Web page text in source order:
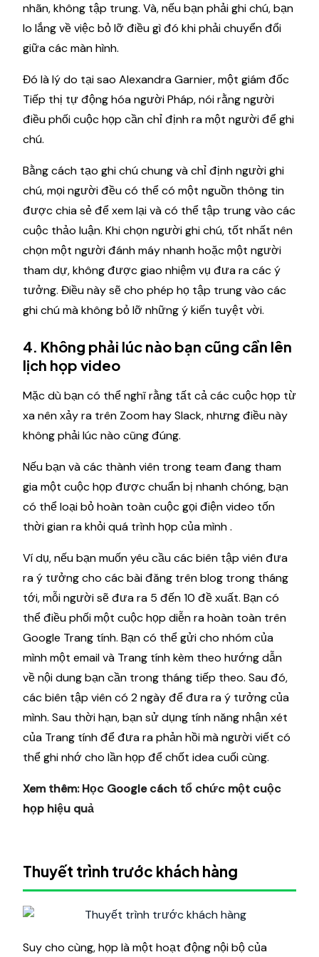
nhãn, không tập trung. Và, nếu bạn phải ghi chú, bạn
lo lắng về việc bỏ lỡ điều gì đó khi phải chuyển đổi
giữa các màn hình.
Đó là lý do tại sao Alexandra Garnier, một giám đốc
Tiếp thị tự động hóa người Pháp, nói rằng người
điều phối cuộc họp cần chỉ định ra một người để ghi
chú.
Bằng cách tạo ghi chú chung và chỉ định người ghi
chú, mọi người đều có thể có một nguồn thông tin
được chia sẻ để xem lại và có thể tập trung vào các
cuộc thảo luận. Khi chọn người ghi chú, tốt nhất nên
chọn một người đánh máy nhanh hoặc một người
tham dự, không được giao nhiệm vụ đưa ra các ý
tưởng. Điều này sẽ cho phép họ tập trung vào các
ghi chú mà không bỏ lỡ những ý kiến tuyệt vời.
4. Không phải lúc nào bạn cũng cần lên
lịch họp video
Mặc dù bạn có thể nghĩ rằng tất cả các cuộc họp từ
xa nên xảy ra trên Zoom hay Slack, nhưng điều này
không phải lúc nào cũng đúng.
Nếu bạn và các thành viên trong team đang tham
gia một cuộc họp được chuẩn bị nhanh chóng, bạn
có thể loại bỏ hoàn toàn cuộc gọi điện video tốn
thời gian ra khỏi quá trình họp của mình .
Ví dụ, nếu bạn muốn yêu cầu các biên tập viên đưa
ra ý tưởng cho các bài đăng trên blog trong tháng
tới, mỗi người sẽ đưa ra 5 đến 10 đề xuất. Bạn có
thể điều phối một cuộc họp diễn ra hoàn toàn trên
Google Trang tính. Bạn có thể gửi cho nhóm của
mình một email và Trang tính kèm theo hướng dẫn
về nội dung bạn cần trong tháng tiếp theo. Sau đó,
các biên tập viên có 2 ngày để đưa ra ý tưởng của
mình. Sau thời hạn, bạn sử dụng tính năng nhận xét
của Trang tính để đưa ra phản hồi mà người viết có
thể ghi nhớ cho lần họp để chốt idea cuối cùng.
Xem thêm: Học Google cách tổ chức một cuộc
họp hiệu quả
Thuyết trình trước khách hàng
Suy cho cùng, họp là một hoạt động nội bộ của